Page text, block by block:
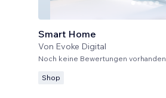
Smart Home
Von Evoke Digital
Noch keine Bewertungen vorhanden
Shop